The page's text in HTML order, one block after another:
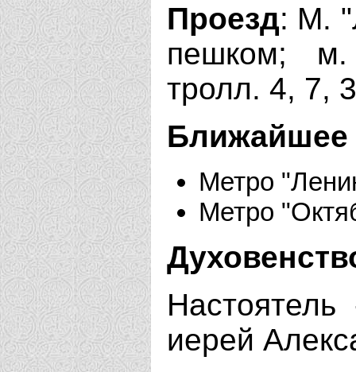
Проезд: М.
пешком; м.
тролл. 4, 7,
Ближайшее
Метро
Метро
иерей